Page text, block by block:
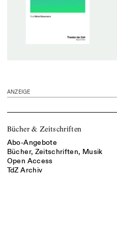
ANZEIGE
Bücher & Zeitschriften
Abo-Angebote
Bücher, Zeitschriften, Musik
Open Access
TdZ Archiv